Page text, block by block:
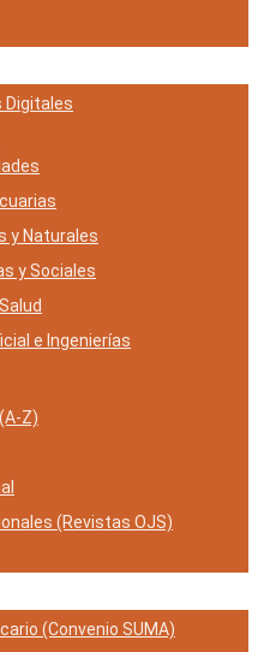
Digitales
y Naturales
y Sociales
e Ingenierías
Z)
(Revistas OJS)
(Convenio SUMA)